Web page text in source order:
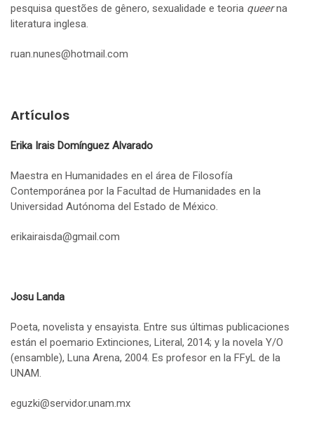
pesquisa questões de gênero, sexualidade e teoria queerna
literatura inglesa.
ruan.nunes@hotmail.com
Artículos
Erika Irais Domínguez Alvarado
Maestra en Humanidades en el área de Filosofía
Contemporánea por la Facultad de Humanidades en la
Universidad Autónoma del Estado de México.
erikairaisda@gmail.com
Josu Landa
Poeta, novelista y ensayista. Entre sus últimas publicaciones
están el poemario Extinciones, Literal, 2014; y la novela Y/O
(ensamble), Luna Arena, 2004. Es profesor en la FFyL de la
UNAM.
eguzki@servidor.unam.mx